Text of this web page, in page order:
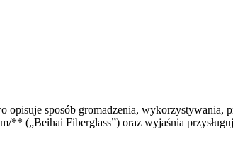
opisuje sposób gromadzenia, wykorzystywania,
(„Beihai Fiberglass”) oraz wyjaśnia